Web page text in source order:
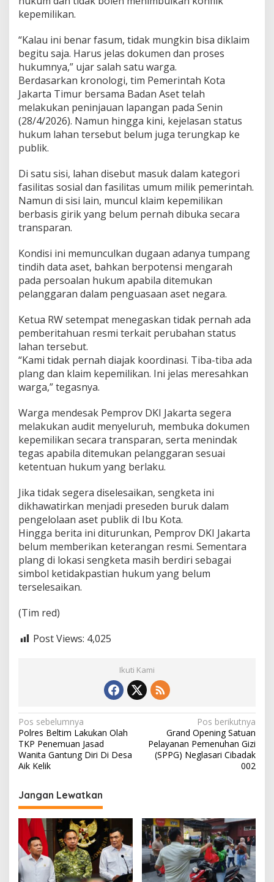
kepemilikan.
“Kalau ini benar fasum, tidak mungkin bisa diklaim
begitu saja. Harus jelas dokumen dan proses
hukumnya,” ujar salah satu warga.
Berdasarkan kronologi, tim Pemerintah Kota
Jakarta Timur bersama Badan Aset telah
melakukan peninjauan lapangan pada Senin
(28/4/2026). Namun hingga kini, kejelasan status
hukum lahan tersebut belum juga terungkap ke
publik.
Di satu sisi, lahan disebut masuk dalam kategori
fasilitas sosial dan fasilitas umum milik pemerintah.
Namun di sisi lain, muncul klaim kepemilikan
berbasis girik yang belum pernah dibuka secara
transparan.
Kondisi ini memunculkan dugaan adanya tumpang
tindih data aset, bahkan berpotensi mengarah
pada persoalan hukum apabila ditemukan
pelanggaran dalam penguasaan aset negara.
Ketua RW setempat menegaskan tidak pernah ada
pemberitahuan resmi terkait perubahan status
lahan tersebut.
“Kami tidak pernah diajak koordinasi. Tiba-tiba ada
plang dan klaim kepemilikan. Ini jelas meresahkan
warga,” tegasnya.
Warga mendesak Pemprov DKI Jakarta segera
melakukan audit menyeluruh, membuka dokumen
kepemilikan secara transparan, serta menindak
tegas apabila ditemukan pelanggaran sesuai
ketentuan hukum yang berlaku.
Jika tidak segera diselesaikan, sengketa ini
dikhawatirkan menjadi preseden buruk dalam
pengelolaan aset publik di Ibu Kota.
Hingga berita ini diturunkan, Pemprov DKI Jakarta
belum memberikan keterangan resmi. Sementara
plang di lokasi sengketa masih berdiri sebagai
simbol ketidakpastian hukum yang belum
terselesaikan.
(Tim red)
Post Views: 4,025
Ikuti Kami
N
a
v
i
g
a
s
i
p
Pos sebelumnya
Polres Beltim Lakukan Olah
TKP Penemuan Jasad
Wanita Gantung Diri Di Desa
Aik Kelik
Pos berikutnya
Grand Opening Satuan
Pelayanan Pemenuhan Gizi
(SPPG) Neglasari Cibadak
002
Jangan Lewatkan